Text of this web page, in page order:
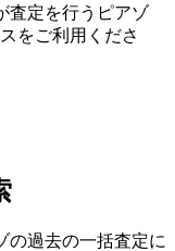
査定を行うピアゾ
をご利用くださ
の過去の一括査定に